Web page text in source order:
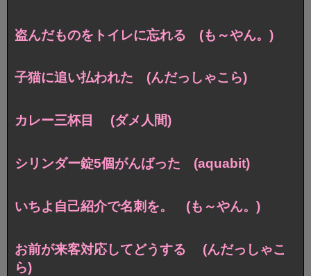
盗んだものをトイレに忘れる (も～やん。)
子猫に追い払われた (んだっしゃこら)
カレー三杯目 (ダメ人間)
シリンダー錠5個がんばった (aquabit)
いちよ自己紹介で名刺を。 (も～やん。)
お前が来客対応してどうする (んだっしゃこ
ら)